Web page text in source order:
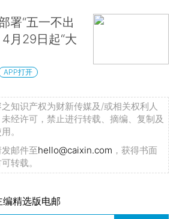
署“五一不出
月29日起“大
APP打开
知识产权为财新传媒及/或相关权利人
经许可，禁止进行转载、摘编、复制及
。
邮件至hello@caixin.com ，获得书面
转载。
精选版电邮